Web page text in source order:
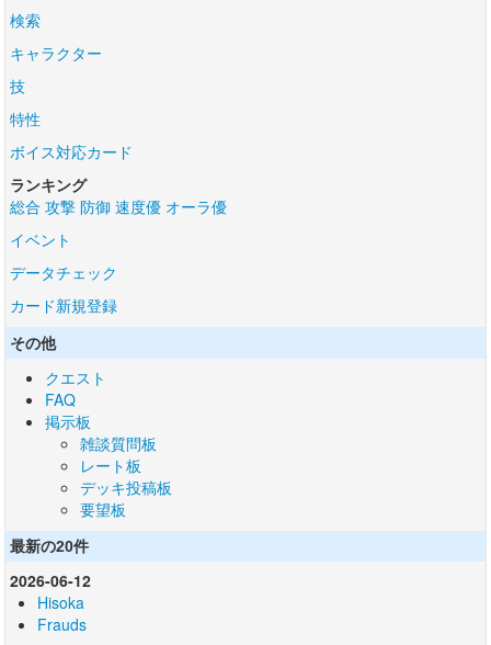
検索
キャラクター
技
特性
ボイス対応カード
ランキング
総合 攻撃 防御 速度優 オーラ優
イベント
データチェック
カード新規登録
その他
クエスト
FAQ
掲示板
雑談質問板
レート板
デッキ投稿板
要望板
最新の20件
2026-06-12
Hisoka
Frauds